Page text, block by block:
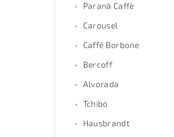
Paranà Caffè
Carousel
Caffé Borbone
Bercoff
Alvorada
Tchibo
Hausbrandt